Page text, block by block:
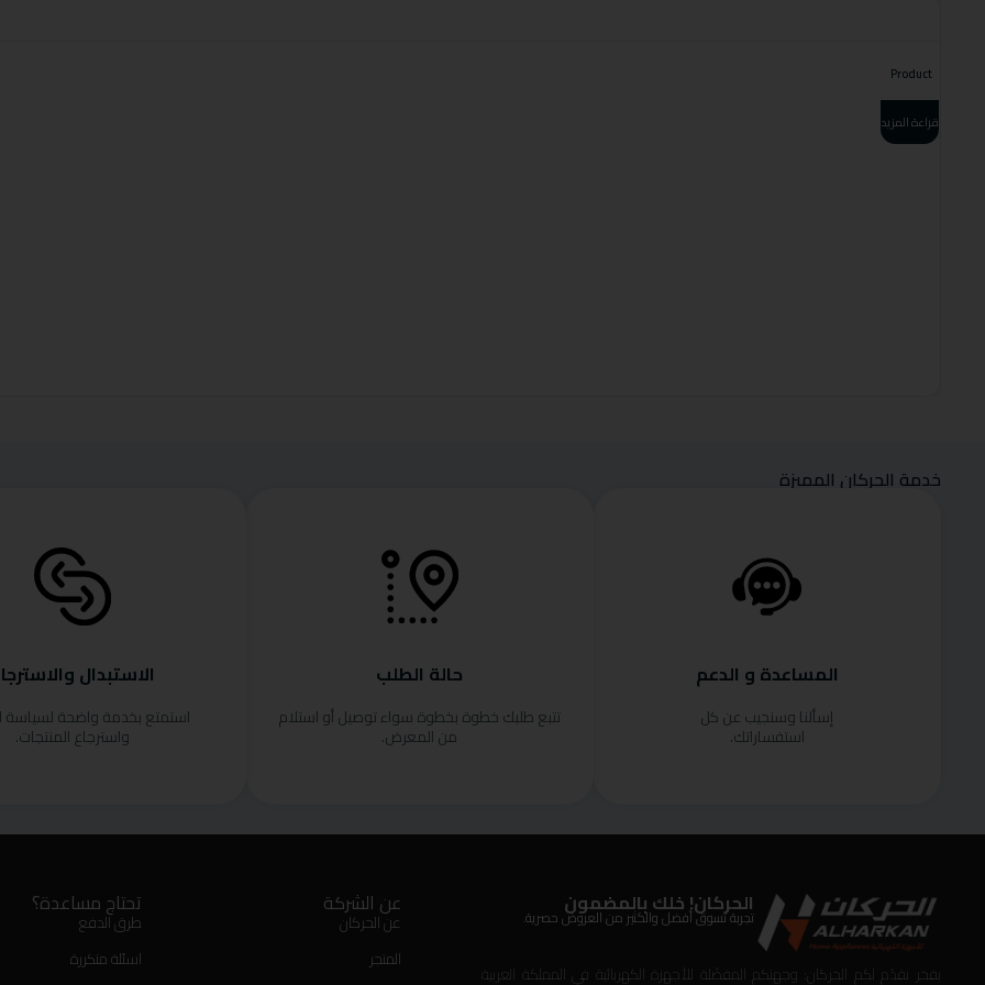
Product
قراءة المزيد
خدمة الحركان المميزة
المساعدة و الدعم
إسألنا وسنجيب عن كل
استفساراتك.
حالة الطلب
تتبع طلبك خطوة بخطوة سواء توصيل أو استلام
من المعرض.
الاستبدال
استمتع بخدمة واضحة لسياسة
واسترجاع المنتجات.
الحركان! خلك بالمضمون
تجربة تسوق أفضل والكثير من العروض حصرية.
بفخر نقدّم لكم الحركان: وجهتكم المفضّلة للأجهزة الكهربائية في المملكة العربية
عن الشركة
عن الحركان
المتجر
تحتاج مساعدة؟
طرق الدفع
اسئلة متكررة